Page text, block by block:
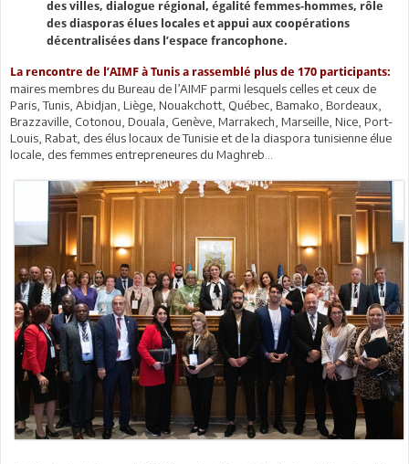
des villes, dialogue régional, égalité femmes-hommes, rôle
des diasporas élues locales et appui aux coopérations
décentralisées dans l’espace francophone.
La rencontre de l’AIMF à Tunis a rassemblé plus de 170 participants:
maires membres du Bureau de l’AIMF parmi lesquels celles et ceux de
Paris, Tunis, Abidjan, Liège, Nouakchott, Québec, Bamako, Bordeaux,
Brazzaville, Cotonou, Douala, Genève, Marrakech, Marseille, Nice, Port-
Louis, Rabat, des élus locaux de Tunisie et de la diaspora tunisienne élue
locale, des femmes entrepreneures du Maghreb…